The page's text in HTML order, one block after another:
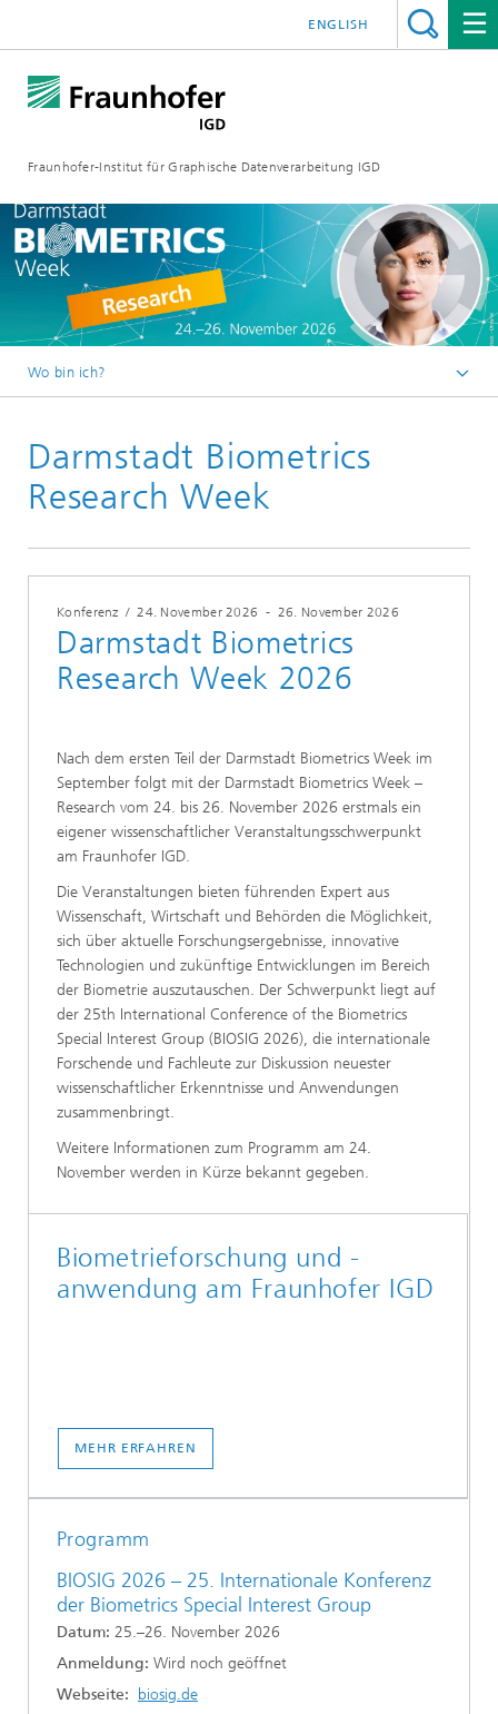
Fraunhofer-Institut für Graphische Datenverarbeitung IGD
ENGLISH
Wo bin ich?
Veranstaltungen
Darmstadt Biometrics
Research Week
Konferenz /24. November 2026 - 26. November 2026
Darmstadt Biometrics
Research Week 2026
Nach dem ersten Teil der Darmstadt Biometrics Week im
September folgt mit der Darmstadt Biometrics Week –
Research vom 24. bis 26. November 2026 erstmals ein
eigener wissenschaftlicher Veranstaltungsschwerpunkt
am Fraunhofer IGD.
Die Veranstaltungen bieten führenden Expert aus
Wissenschaft, Wirtschaft und Behörden die Möglichkeit,
sich über aktuelle Forschungsergebnisse, innovative
Technologien und zukünftige Entwicklungen im Bereich
der Biometrie auszutauschen. Der Schwerpunkt liegt auf
der 25th International Conference of the Biometrics
Special Interest Group (BIOSIG 2026), die internationale
Forschende und Fachleute zur Diskussion neuester
wissenschaftlicher Erkenntnisse und Anwendungen
zusammenbringt.
Weitere Informationen zum Programm am 24.
November werden in Kürze bekannt gegeben.
Biometrieforschung und -
anwendung am Fraunhofer IGD
MEHR ERFAHREN
Programm
BIOSIG 2026 – 25. Internationale Konferenz
der Biometrics Special Interest Group
Datum: 25.–26. November 2026
Anmeldung: Wird noch geöffnet
Webseite:
biosig.de